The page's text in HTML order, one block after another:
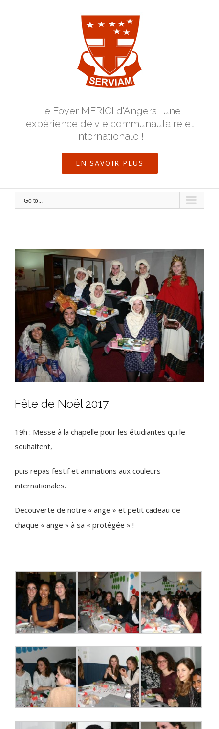
Le Foyer MERICI d'Angers : une
expérience de vie communautaire et
internationale !
EN SAVOIR PLUS
Go to...
View
Larger
Image
Fête de Noël 2017
19h : Messe à la chapelle pour les étudiantes qui le
souhaitent,
puis repas festif et animations aux couleurs
internationales.
Découverte de notre « ange » et petit cadeau de
chaque « ange » à sa « protégée » !